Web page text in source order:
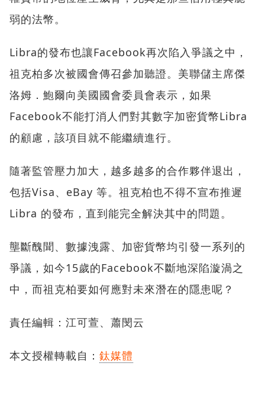
弱的法幣。
Libra的發布也讓Facebook再次陷入爭議之中，
祖克柏多次被國會傳召參加聽證。美聯儲主席傑
洛姆．鮑爾向美國國會委員會表示，如果
Facebook不能打消人們對其數字加密貨幣Libra
的顧慮，該項目就不能繼續進行。
隨著監管壓力加大，越多越多的合作夥伴退出，
包括Visa、eBay 等。祖克柏也不得不宣布推遲
Libra 的發布，直到能完全解決其中的問題。
壟斷醜聞、數據洩露、加密貨幣均引發一系列的
爭議，如今15歲的Facebook不斷地深陷漩渦之
中，而祖克柏要如何應對未來潛在的隱患呢？
責任編輯：江可萱、蕭閔云
本文授權轉載自： 鈦媒體